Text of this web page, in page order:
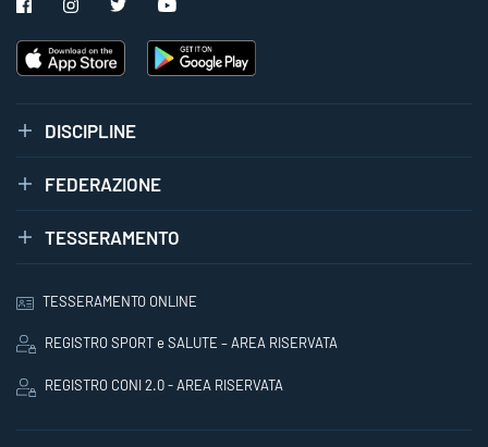
DISCIPLINE
FEDERAZIONE
TESSERAMENTO
TESSERAMENTO ONLINE
REGISTRO SPORT e SALUTE – AREA RISERVATA
REGISTRO CONI 2.0 - AREA RISERVATA